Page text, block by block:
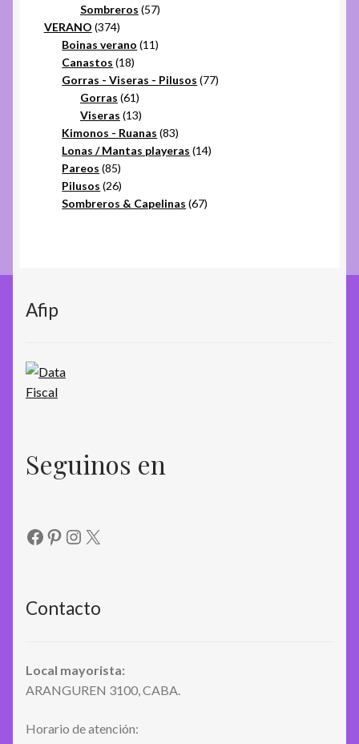
Sombreros 5757
VERANO 374374
productos
Boinas verano 1111
Canastos 1818
productos
Gorras - Viseras - Pilusos 7777
Gorras 6161
productos
Viseras 1313
productos
Kimonos - Ruanas 8383
productos
Lonas / Mantas playeras 1414
Pareos 8585
productos
Pilusos 2626
productos
Sombreros & Capelinas 6767
Afip
Seguinos en
Facebook
Pinterest
Instagram
X
Contacto
Local mayorista:
ARANGUREN 3100, CABA.
Horario de atención: